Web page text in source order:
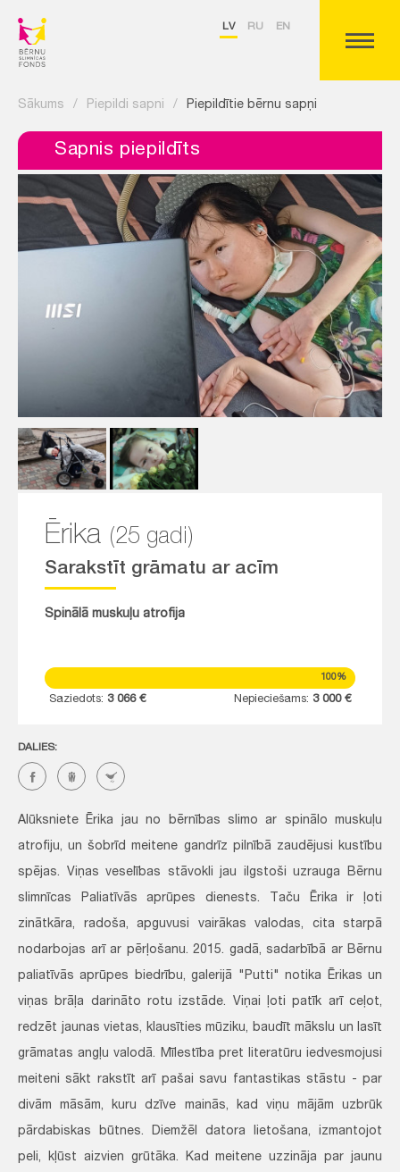
LV RU EN
Sākums / Piepildi sapni / Piepildītie bērnu sapņi
Sapnis piepildīts
Ērika (25 gadi)
Sarakstīt grāmatu ar acīm
Spinālā muskuļu atrofija
100%
Saziedots: 3 066 € Nepieciešams: 3 000 €
DALIES:
Alūksniete Ērika jau no bērnības slimo ar spinālo muskuļu
atrofiju, un šobrīd meitene gandrīz pilnībā zaudējusi kustību
spējas. Viņas veselības stāvokli jau ilgstoši uzrauga Bērnu
slimnīcas Paliatīvās aprūpes dienests. Taču Ērika ir ļoti
zinātkāra, radoša, apguvusi vairākas valodas, cita starpā
nodarbojas arī ar pērļošanu. 2015. gadā, sadarbībā ar Bērnu
paliatīvās aprūpes biedrību, galerijā "Putti" notika Ērikas un
viņas brāļa darināto rotu izstāde. Viņai ļoti patīk arī ceļot,
redzēt jaunas vietas, klausīties mūziku, baudīt mākslu un lasīt
grāmatas angļu valodā. Mīlestība pret literatūru iedvesmojusi
meiteni sākt rakstīt arī pašai savu fantastikas stāstu - par
divām māsām, kuru dzīve mainās, kad viņu mājām uzbrūk
pārdabiskas būtnes. Diemžēl datora lietošana, izmantojot
peli, kļūst aizvien grūtāka. Kad meitene uzzināja par jaunu